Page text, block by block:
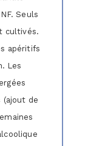
Seuls
cultivés.
apéritifs
Les
(ajout de